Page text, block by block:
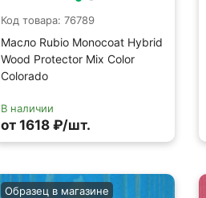
Код товара: 76789
Масло Rubio Monocoat Hybrid
Wood Protector Mix Color
Colorado
В наличии
от 1618 ₽/шт.
Образец в магазине